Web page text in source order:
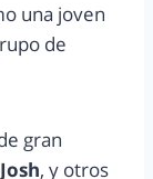
una joven
de
gran
Josh, y otros